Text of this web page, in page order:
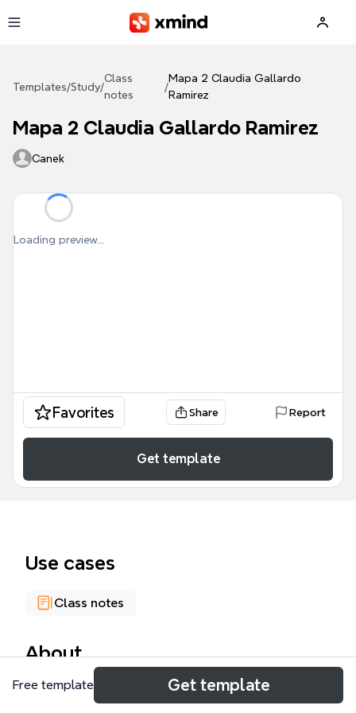
Templates/Study/
Class
notes
/
Mapa 2 Claudia Gallardo
Ramirez
Mapa 2 Claudia Gallardo Ramirez
Canek
Loading preview...
Favorites Share Report
Get template
Use cases
Class notes
About
Este Mapa 2 Claudia Gallardo Ramirez es una guía
Free template Get template